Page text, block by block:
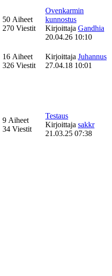
50 Aiheet
270 Viestit
Ovenkarmin
kunnostus
Kirjoittaja Gandhia
20.04.26 10:10
16 Aiheet
326 Viestit
Kirjoittaja Juhannus
27.04.18 10:01
9 Aiheet
34 Viestit
Testaus
Kirjoittaja sakkr
21.03.25 07:38